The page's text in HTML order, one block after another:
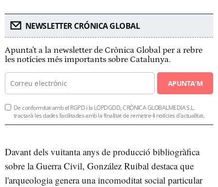
NEWSLETTER CRÓNICA GLOBAL
Apunta't a la newsletter de Crònica Global per a rebre
les notícies més importants sobre Catalunya.
APUNTA'M
De conformitat amb el RGPD i la LOPDGDD, CRÒNICA GLOBALMEDIA S.L.
tractarà les dades facilitades amb la finalitat de remetre-li notícies d'actualitat.
Davant dels vuitanta anys de producció bibliogràfica
sobre la Guerra Civil, González Ruibal destaca que
l'arqueologia genera una incomoditat social particular